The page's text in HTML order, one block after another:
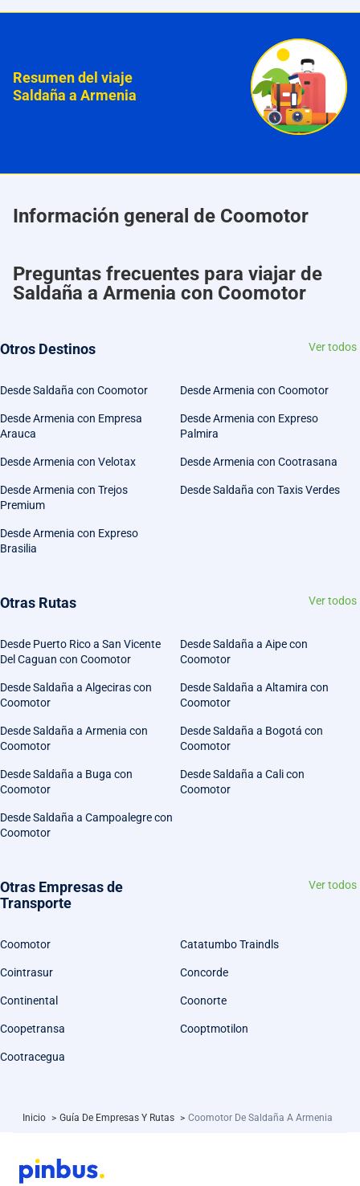
Resumen del viaje
Saldaña a Armenia
Información general de Coomotor
Preguntas frecuentes para viajar de
Saldaña a Armenia con Coomotor
Otros Destinos Ver todos
Desde Saldaña con Coomotor Desde Armenia con Coomotor
Desde Armenia con Empresa
Arauca
Desde Armenia con Expreso
Palmira
Desde Armenia con Velotax Desde Armenia con Cootrasana
Desde Armenia con Trejos
Premium
Desde Saldaña con Taxis Verdes
Desde Armenia con Expreso
Brasilia
Otras Rutas Ver todos
Desde Puerto Rico a San Vicente
Del Caguan con Coomotor
Desde Saldaña a Aipe con
Coomotor
Desde Saldaña a Algeciras con
Coomotor
Desde Saldaña a Altamira con
Coomotor
Desde Saldaña a Armenia con
Coomotor
Desde Saldaña a Bogotá con
Coomotor
Desde Saldaña a Buga con
Coomotor
Desde Saldaña a Cali con
Coomotor
Desde Saldaña a Campoalegre con
Coomotor
Otras Empresas de
Transporte
Ver todos
Coomotor Catatumbo Traindls
Cointrasur Concorde
Continental Coonorte
Coopetransa Cooptmotilon
Cootracegua
Inicio > Guía De Empresas Y Rutas > Coomotor De Saldaña A Armenia